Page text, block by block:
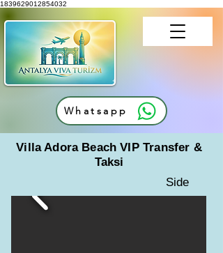
1839629012854032
Whatsapp
Villa Adora Beach VIP Transfer &
Taksi
Side